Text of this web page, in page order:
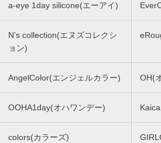
a-eye 1day silicone(エーアイ)
N’s collection(エヌズコレクシ
ョン)
AngelColor(エンジェルカラー) OH(
OOHA1day(オハワンデー)
colors(カラーズ)